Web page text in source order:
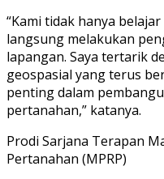
“Kami tidak hanya
langsung melakukan
lapangan. Saya tertarik
geospasial yang terus
penting dalam
pertanahan,” katanya.
Prodi Sarjana Terapan
Pertanahan (MPRP)